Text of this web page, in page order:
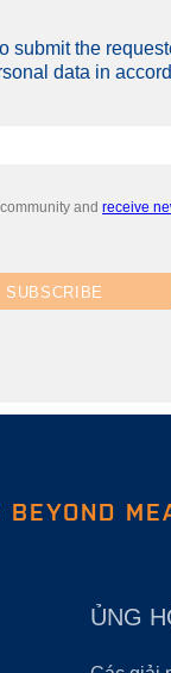
submit the
data in
and receive
SUBSCRIBE
ỦNG